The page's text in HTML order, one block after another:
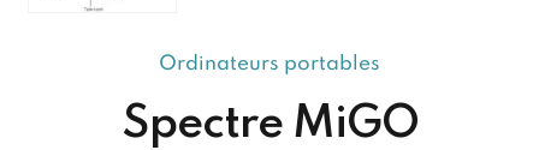
Ordinateurs portables
Spectre MiGO